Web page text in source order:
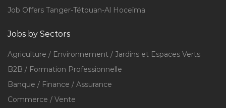
Job Offers Tanger-Tétouan-Al Hoceïma
Jobs by Sectors
Agriculture / Environnement / Jardins et Espaces Verts
B2B / Formation Professionnelle
Banque / Finance / Assurance
Commerce / Vente